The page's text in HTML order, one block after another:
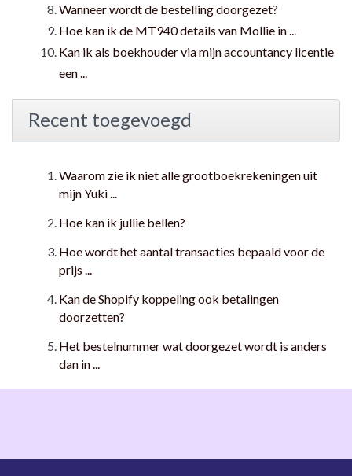
Wanneer wordt de bestelling doorgezet?
Hoe kan ik de MT940 details van Mollie in ...
Kan ik als boekhouder via mijn accountancy licentie
een ...
Recent toegevoegd
Waarom zie ik niet alle grootboekrekeningen uit
mijn Yuki ...
Hoe kan ik jullie bellen?
Hoe wordt het aantal transacties bepaald voor de
prijs ...
Kan de Shopify koppeling ook betalingen
doorzetten?
Het bestelnummer wat doorgezet wordt is anders
dan in ...